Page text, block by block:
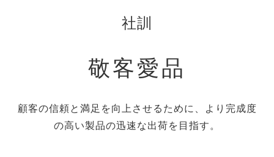
社訓
敬客愛品
顧客の信頼と満足を向上させるために、より完成度
の高い製品の迅速な出荷を目指す。